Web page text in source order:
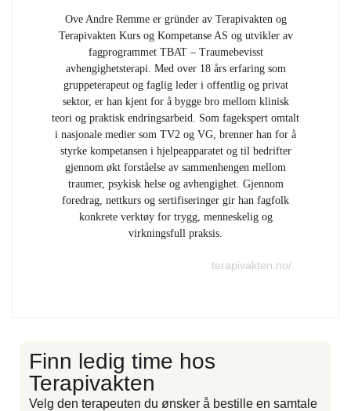
Finn ledig time hos
Terapivakten
Velg den terapeuten du ønsker å bestille en samtale
Ove Andre Remme er gründer av Terapivakten og
Terapivakten Kurs og Kompetanse AS og utvikler av
fagprogrammet TBAT – Traumebevisst
avhengighetsterapi. Med over 18 års erfaring som
gruppeterapeut og faglig leder i offentlig og privat
sektor, er han kjent for å bygge bro mellom klinisk
teori og praktisk endringsarbeid. Som fagekspert omtalt
i nasjonale medier som TV2 og VG, brenner han for å
styrke kompetansen i hjelpeapparatet og til bedrifter
gjennom økt forståelse av sammenhengen mellom
traumer, psykisk helse og avhengighet. Gjennom
foredrag, nettkurs og sertifiseringer gir han fagfolk
konkrete verktøy for trygg, menneskelig og
virkningsfull praksis.
terapivakten.no/